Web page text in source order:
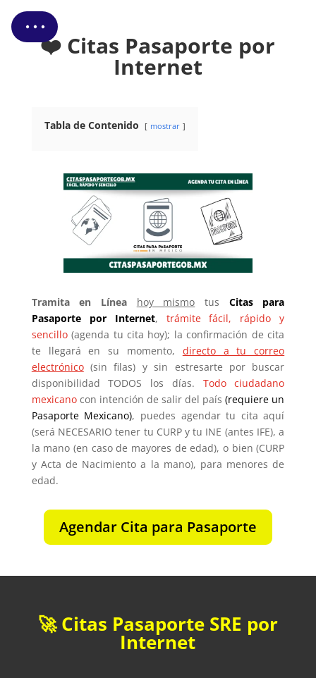
❤️ Citas Pasaporte por
Internet
Tabla de Contenido mostrar
Tramita en Línea hoy mismo tus Citas
para
Pasaporte por Internet, trámite fácil, rápido y
sencillo(agenda tu cita hoy); la confirmación de cita
te llegará en su momento, directo a tu correo
electrónico(sin filas) y sin estresarte por buscar
disponibilidad TODOS los días. Todo ciudadano
mexicanocon intención de salir del país(requiere un
Pasaporte Mexicano), puedes agendar tu cita aquí
(será NECESARIO tener tu CURP y tu INE (antes IFE), a
la mano (en caso de mayores de edad), o bien (CURP
y Acta de Nacimiento a la mano), para menores de
edad.
Agendar Cita para Pasaporte
🚀 Citas Pasaporte SRE por
Internet